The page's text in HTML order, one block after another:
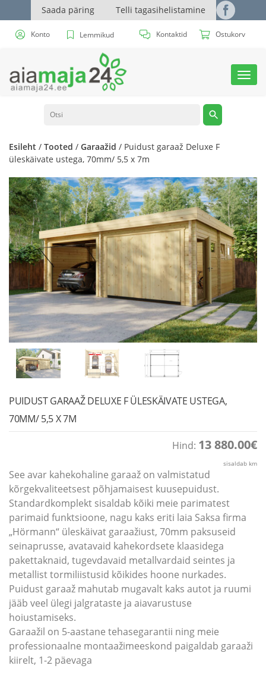
Saada päring Telli tagasihelistamine
Konto Lemmikud Kontaktid Ostukorv
Esileht / Tooted / Garaažid / Puidust garaaž Deluxe F
üleskäivate ustega, 70mm/ 5,5 x 7m
PUIDUST GARAAŽ DELUXE F ÜLESKÄIVATE USTEGA,
70MM/ 5,5 X 7M
Hind: 13 880.00€
sisaldab km
See avar kahekohaline garaaž on valmistatud
kõrgekvaliteetsest põhjamaisest kuusepuidust.
Standardkomplekt sisaldab kõiki meie parimatest
parimaid funktsioone, nagu kaks eriti laia Saksa firma
„Hörmann“ üleskäivat garaažiust, 70mm paksuseid
seinaprusse, avatavaid kahekordsete klaasidega
pakettaknaid, tugevdavaid metallvardaid seintes ja
metallist tormiliistusid kõikides hoone nurkades.
Puidust garaaž mahutab mugavalt kaks autot ja ruumi
jääb veel ülegi jalgrataste ja aiavarustuse
hoiustamiseks.
Garaažil on 5-aastane tehasegarantii ning meie
professionaalne montaažimeeskond paigaldab garaaži
kiirelt, 1-2 päevaga